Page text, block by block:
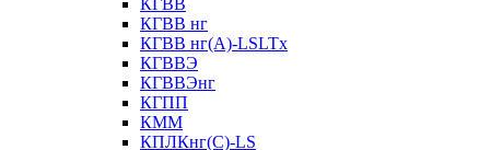
КГВВ
КГВВ нг
КГВВ нг(А)-LSLTx
КГВВЭ
КГВВЭнг
КГПП
КММ
КПЛКнг(C)-LS